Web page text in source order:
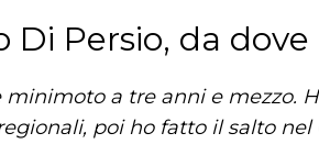
Di Persio, da
minimoto a tre anni e mezzo.
poi ho fatto il salto nel